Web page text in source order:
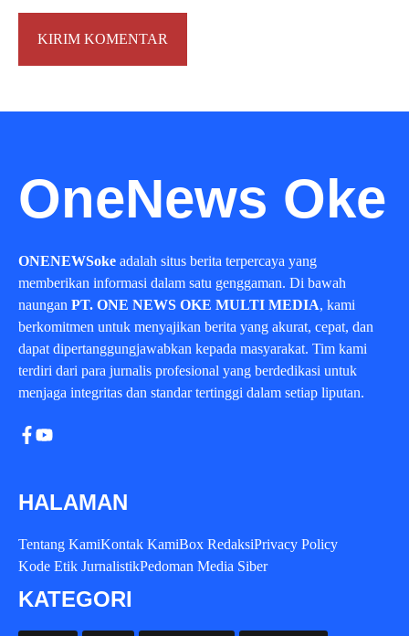
OneNews Oke
ONENEWSoke adalah situs berita terpercaya yang
memberikan informasi dalam satu genggaman. Di bawah
naungan PT. ONE NEWS OKE MULTI MEDIA, kami
berkomitmen untuk menyajikan berita yang akurat, cepat, dan
dapat dipertanggungjawabkan kepada masyarakat. Tim kami
terdiri dari para jurnalis profesional yang berdedikasi untuk
menjaga integritas dan standar tertinggi dalam setiap liputan.
HALAMAN
Tentang KamiKontak KamiBox RedaksiPrivacy Policy
Kode Etik JurnalistikPedoman Media Siber
KATEGORI